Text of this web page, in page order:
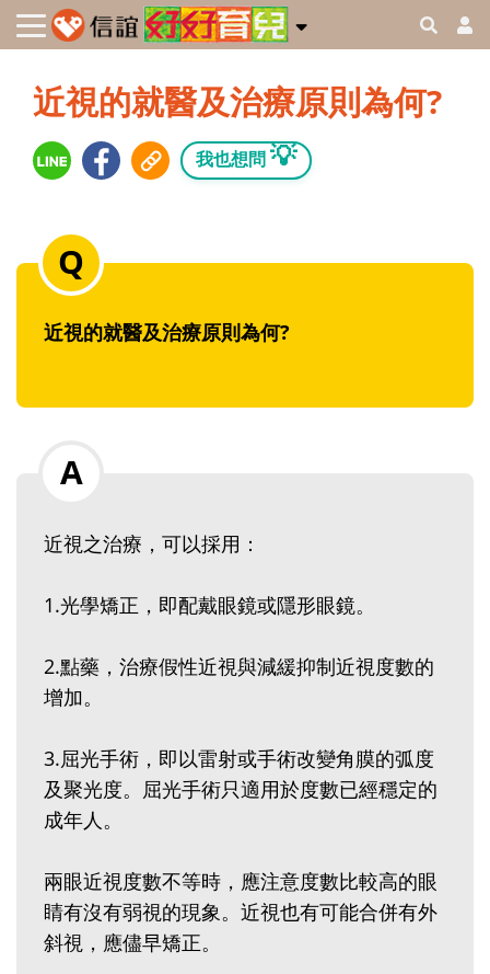
近視的就醫及治療原則為何?
我也想問 💡
近視的就醫及治療原則為何?
近視之治療，可以採用：
1.光學矯正，即配戴眼鏡或隱形眼鏡。
2.點藥，治療假性近視與減緩抑制近視度數的
增加。
3.屈光手術，即以雷射或手術改變角膜的弧度
及聚光度。屈光手術只適用於度數已經穩定的
成年人。
兩眼近視度數不等時，應注意度數比較高的眼
睛有沒有弱視的現象。近視也有可能合併有外
斜視，應儘早矯正。